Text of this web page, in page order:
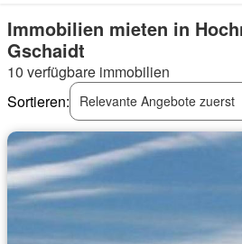
Immobilien mieten in
Gschaidt
10 verfügbare immobilien
Sortieren:
Relevante Angebote zuerst